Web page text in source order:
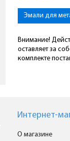
Эмали для
Внимание!
оставляет за
комплекте
Интернет-
О магазине